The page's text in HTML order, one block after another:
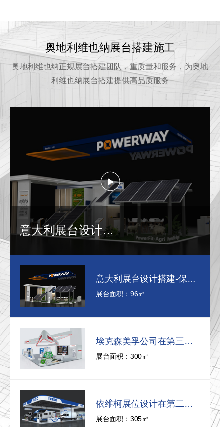
奥地利维也纳展台搭建施工
奥地利维也纳正规展台搭建团队，重质量和服务，为奥地
利维也纳展台搭建提供高品质服务
意大利展台设计搭建-保威新能源在意大利里米尼会展中心推出最新产品-中励展览设计策划公司
意大利展台设计搭建-保威新能源在意大利里米尼会展中心推出最新产品-中励展览设计策划公司
展台面积：96㎡
埃克森美孚公司在第三届进博会上展示非凡的展台搭建设计
展台面积：300㎡
依维柯展位设计在第二届进博会上吸引万千瞩目
展台面积：305㎡